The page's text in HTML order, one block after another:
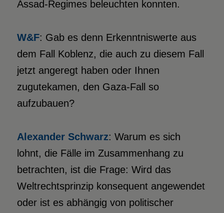
Assad-Regimes beleuchten konnten.
W&F: Gab es denn Erkenntniswerte aus
dem Fall Koblenz, die auch zu diesem Fall
jetzt angeregt haben oder Ihnen
zugutekamen, den Gaza-Fall so
aufzubauen?
AlexanderSchwarz: Warum es sich
lohnt, die Fälle im Zusammenhang zu
betrachten, ist die Frage: Wird das
Weltrechts­prinzip konsequent angewendet
oder ist es abhängig von politischer